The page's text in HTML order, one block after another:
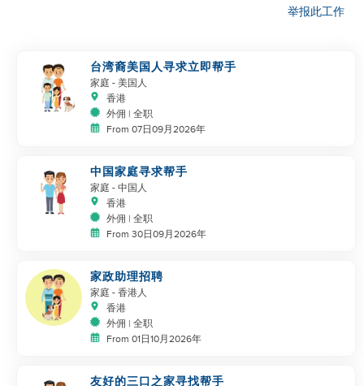
举报此工作
台湾裔美国人寻求立即帮手
家庭 - 美国人
香港
外佣 | 全职
From 07日09月2026年
中国家庭寻求帮手
家庭 - 中国人
香港
外佣 | 全职
From 30日09月2026年
家政助理招聘
家庭 - 香港人
香港
外佣 | 全职
From 01日10月2026年
友好的三口之家寻找帮手